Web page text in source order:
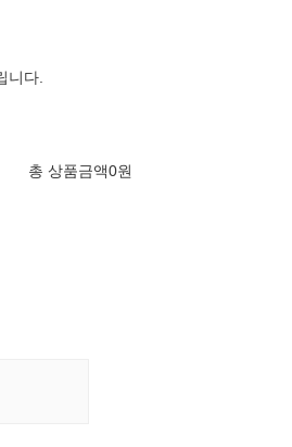
니다.
총 상품금액0원